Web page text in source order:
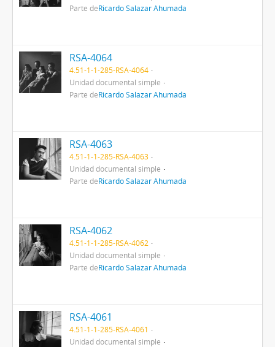
Parte deRicardo Salazar Ahumada
RSA-4064
4.51-1-1-285-RSA-4064
Unidad documental simple
Parte deRicardo Salazar Ahumada
RSA-4063
4.51-1-1-285-RSA-4063
Unidad documental simple
Parte deRicardo Salazar Ahumada
RSA-4062
4.51-1-1-285-RSA-4062
Unidad documental simple
Parte deRicardo Salazar Ahumada
RSA-4061
4.51-1-1-285-RSA-4061
Unidad documental simple